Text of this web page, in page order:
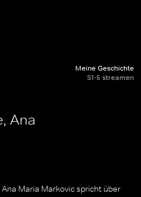
Meine Geschichte
S1-5 streamen
Ana
Maria Markovic spricht über